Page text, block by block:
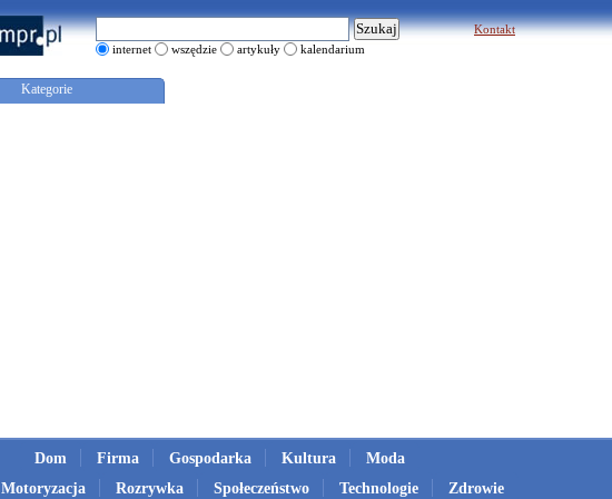
internet wszędzie artykuły kalendarium
Kontakt
Kategorie
Dom Firma Gospodarka Kultura
Moda
Motoryzacja
Rozrywka Społeczeństwo Technologie Zdrowie